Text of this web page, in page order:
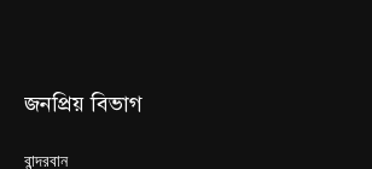
জনপ্রিয় বিভাগ
বান্দরবান